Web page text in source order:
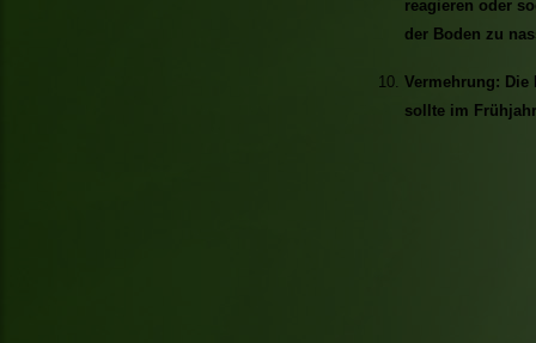
reagieren oder
der Boden zu
Vermehrung: Die
sollte im